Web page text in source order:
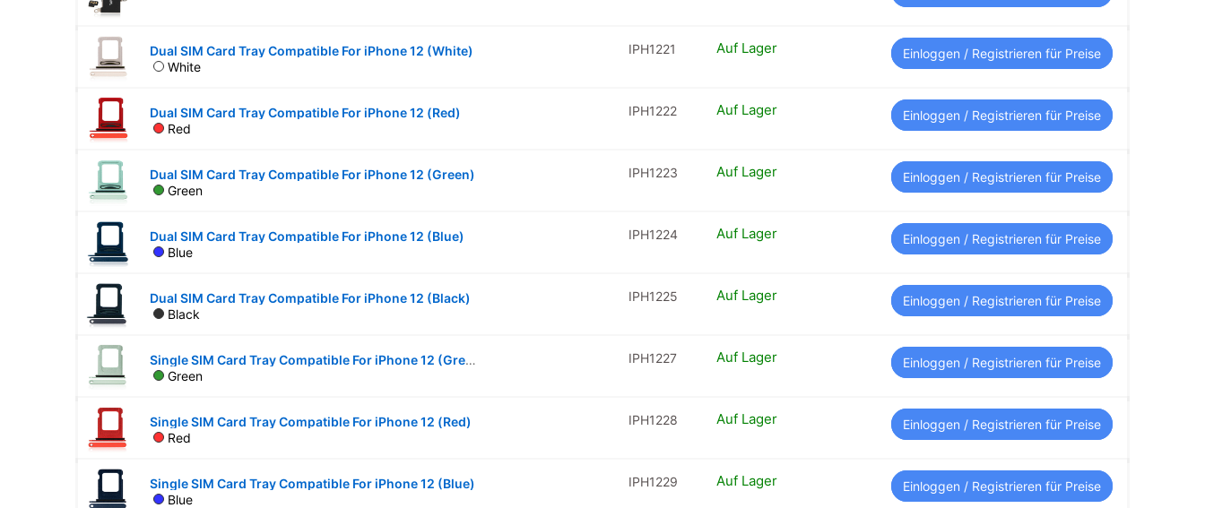
Dual SIM Card Tray Compatible For iPhone 12 (White)
White
IPH1221 Auf Lager Einloggen / Registrieren für Preise
Dual SIM Card Tray Compatible For iPhone 12 (Red)
Red
IPH1222 Auf Lager Einloggen / Registrieren für Preise
Dual SIM Card Tray Compatible For iPhone 12 (Green)
Green
IPH1223 Auf Lager Einloggen / Registrieren für Preise
Dual SIM Card Tray Compatible For iPhone 12 (Blue)
Blue
IPH1224 Auf Lager Einloggen / Registrieren für Preise
Dual SIM Card Tray Compatible For iPhone 12 (Black)
Black
IPH1225 Auf Lager Einloggen / Registrieren für Preise
Single SIM Card Tray Compatible For iPhone 12 (Green)
Green
IPH1227 Auf Lager Einloggen / Registrieren für Preise
Single SIM Card Tray Compatible For iPhone 12 (Red)
Red
IPH1228 Auf Lager Einloggen / Registrieren für Preise
Single SIM Card Tray Compatible For iPhone 12 (Blue)
Blue
IPH1229 Auf Lager Einloggen / Registrieren für Preise